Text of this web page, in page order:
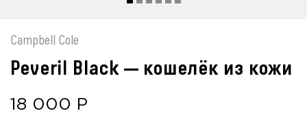
Campbell Cole
Peveril Black — кошелёк из кожи
18 000 Р